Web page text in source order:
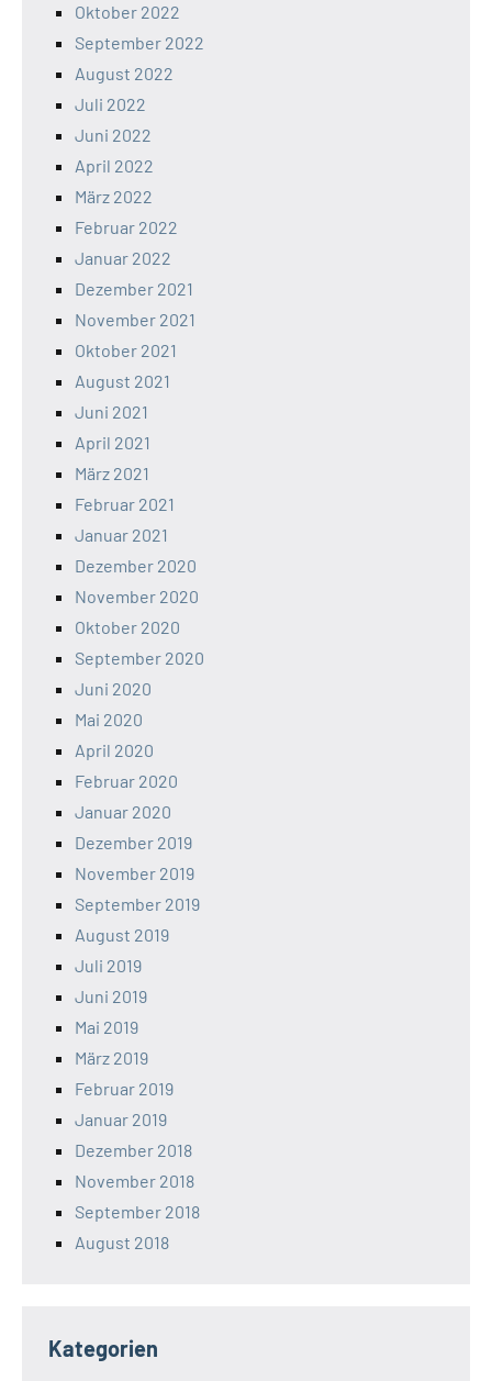
Oktober 2022
September 2022
August 2022
Juli 2022
Juni 2022
April 2022
März 2022
Februar 2022
Januar 2022
Dezember 2021
November 2021
Oktober 2021
August 2021
Juni 2021
April 2021
März 2021
Februar 2021
Januar 2021
Dezember 2020
November 2020
Oktober 2020
September 2020
Juni 2020
Mai 2020
April 2020
Februar 2020
Januar 2020
Dezember 2019
November 2019
September 2019
August 2019
Juli 2019
Juni 2019
Mai 2019
März 2019
Februar 2019
Januar 2019
Dezember 2018
November 2018
September 2018
August 2018
Kategorien